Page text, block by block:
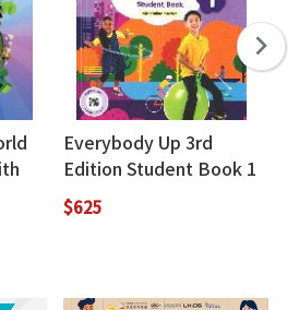
Everybody Up 3rd
Edition Student Book 1
(with QR Code and
Online Practice)
$625